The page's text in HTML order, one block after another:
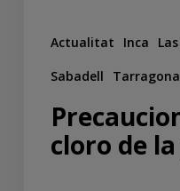
Actualitat Inca
Sabadell
Tarragona
cloro de